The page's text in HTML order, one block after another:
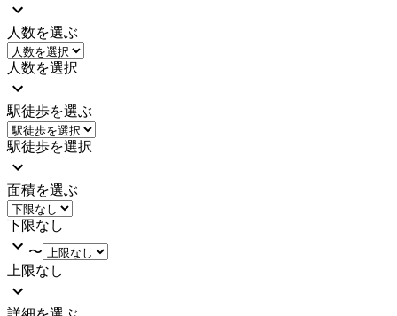
人数を選ぶ
人数を選択
駅徒歩を選ぶ
駅徒歩を選択
面積を選ぶ
下限なし
〜
上限なし